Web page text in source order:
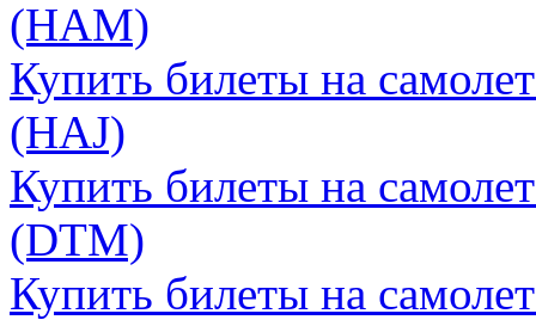
(HAM)
Купить билеты на
(HAJ)
Купить билеты на
(DTM)
Купить билеты на